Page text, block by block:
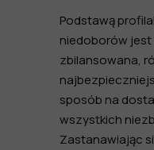
Podstawą
niedoborów
zbilansowana,
sposób na
wszystkich
Zastanawiając